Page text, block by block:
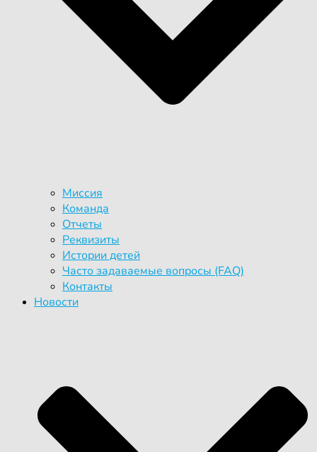
Миссия
Команда
Отчеты
Реквизиты
Истории детей
Часто задаваемые вопросы (FAQ)
Контакты
Новости